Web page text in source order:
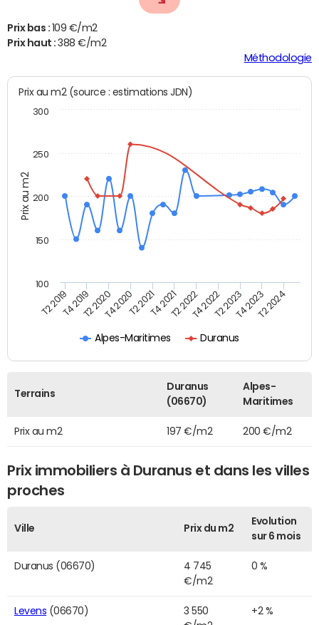
Prix bas : 109 €/m2
Prix haut :388 €/m2
Méthodologie
Prix au m2
Prix au m2 (source : estimations JDN)
Alpes-Maritimes Duranus
T2 2019T4 2019T2 2020T4 2020T2 2021T4 2021T2 2022T4 2022T2 2023T4 2023T2 2024
150
200
250
100
300
Terrains
Duranus
(06670)
Alpes-
Maritimes
Prix au m2 197 €/m2 200 €/m2
Prix immobiliers à Duranus et dans les villes
proches
Ville Prix du m2
Evolution
sur 6 mois
Duranus (06670)
4 745
€/m2
0 %
Levens (06670)
3 550
+2 %